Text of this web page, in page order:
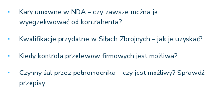
Kary umowne w NDA – czy zawsze można je
wyegzekwować od kontrahenta?
Kwalifikacje przydatne w Siłach Zbrojnych – jak je uzyskać?
Kiedy kontrola przelewów firmowych jest możliwa?
Czynny żal przez pełnomocnika - czy jest możliwy? Sprawdź
przepisy